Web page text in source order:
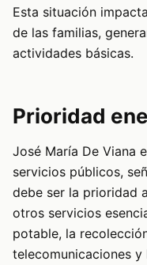
Esta situación
de las familias,
actividades básicas.
Prioridad
José María De Viana
servicios públicos,
debe ser la prioridad
otros servicios
potable, la
telecomunicaciones